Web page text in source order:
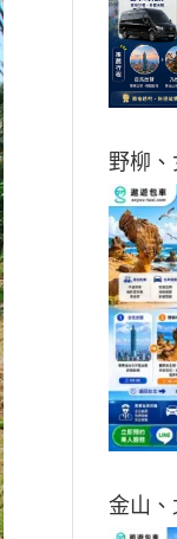
野柳
金山